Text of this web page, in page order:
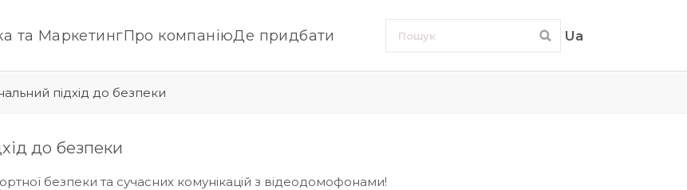
та МаркетингПро компаніюДе придбати Ua
підхід до безпеки
до безпеки
безпеки та сучасних комунікацій з відеодомофонами!